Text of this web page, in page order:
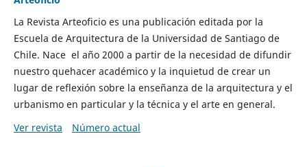
La Revista Arteoficio es una publicación editada por la
Escuela de Arquitectura de la Universidad de Santiago de
Chile. Nace el año 2000 a partir de la necesidad de difundir
nuestro quehacer académico y la inquietud de crear un
lugar de reflexión sobre la enseñanza de la arquitectura y el
urbanismo en particular y la técnica y el arte en general.
Ver revista
Número actual